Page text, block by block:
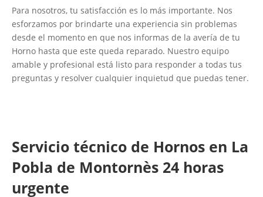
Para nosotros, tu satisfacción es lo más importante. Nos
esforzamos por brindarte una experiencia sin problemas
desde el momento en que nos informas de la avería de tu
Horno hasta que este queda reparado. Nuestro equipo
amable y profesional está listo para responder a todas tus
preguntas y resolver cualquier inquietud que puedas tener.
Servicio técnico de Hornos en La
Pobla de Montornès 24 horas
urgente